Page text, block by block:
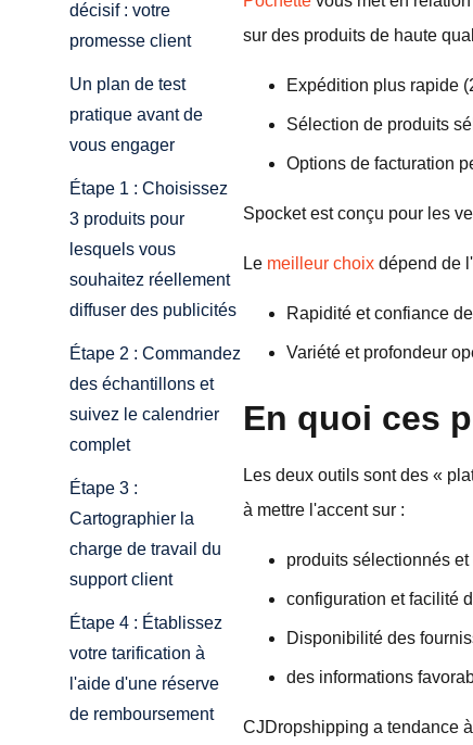
décisif : votre
promesse client
Un plan de test
pratique avant de
vous engager
Étape 1 : Choisissez
3 produits pour
lesquels vous
souhaitez réellement
diffuser des publicités
Étape 2 : Commandez
des échantillons et
suivez le calendrier
complet
Étape 3 :
Cartographier la
charge de travail du
support client
Étape 4 : Établissez
votre tarification à
l'aide d'une réserve
de remboursement
sur des produits de haute
Expédition plus rapide
Sélection de produits
Options de facturation
Spocket est conçu pour les
Le meilleur choix dépend de
Rapidité et confiance
Variété et profondeur
En quoi ces
Les deux outils sont des «
à mettre l'accent sur :
produits sélectionnés
configuration et facilité
Disponibilité des
des informations
CJDropshipping a tendance